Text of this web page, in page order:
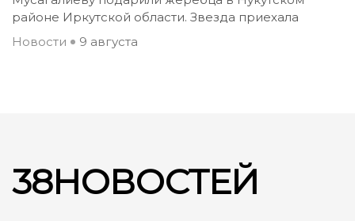
районе Иркутской области. Звезда приехала
Новости
9 августа
38НОВОСТЕЙ